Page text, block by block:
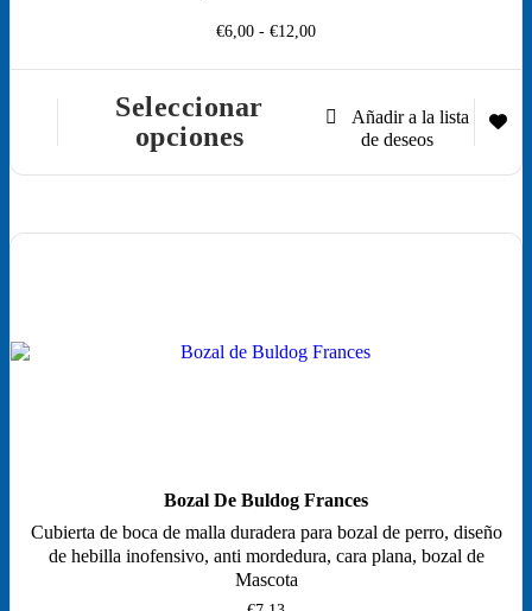
€6,00 - €12,00Rango
precios:
€6,00
Seleccionar
opciones
tiene
Las
en
Bozal De Buldog Frances
Cubierta de boca de malla duradera para bozal de perro, diseño
de hebilla inofensivo, anti mordedura, cara plana, bozal de
Mascota